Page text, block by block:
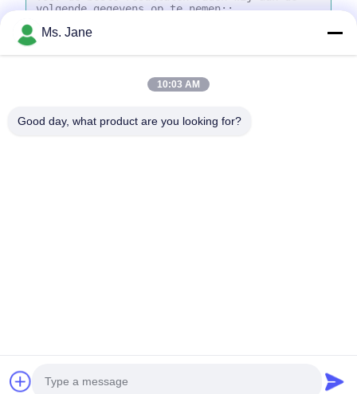
Selecteer bestanden
© 2026 International T&W Enterprise Limited. All Rights Reserved.
Ms. Jane
10:03 AM
Good day, what product are you looking for?